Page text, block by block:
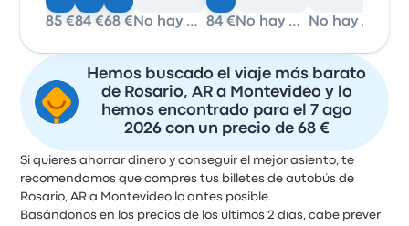
85 €84 €68 € No hay datos 84 € No hay datos No hay datos
Hemos buscado el viaje más barato
de Rosario, AR a Montevideo y lo
hemos encontrado para el 7 ago
2026 con un precio de 68 €
Si quieres ahorrar dinero y conseguir el mejor asiento, te
recomendamos que compres tus billetes de autobús de
Rosario, AR a Montevideo lo antes posible.
Basándonos en los precios de los últimos 2 días, cabe prever